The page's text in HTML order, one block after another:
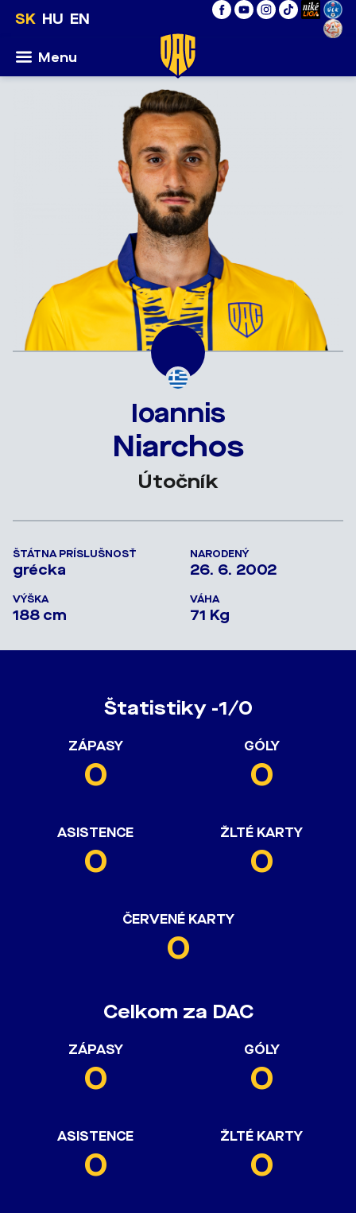
SK HU EN
Menu
Ioannis
Niarchos
Útočník
ŠTÁTNA PRÍSLUŠNOSŤ
grécka
NARODENÝ
26. 6. 2002
VÝŠKA
188 cm
VÁHA
71 Kg
Štatistiky -1/0
ZÁPASY
0
GÓLY
0
ASISTENCE
0
ŽLTÉ KARTY
0
ČERVENÉ KARTY
0
Celkom za DAC
ZÁPASY
0
GÓLY
0
ASISTENCE
0
ŽLTÉ KARTY
0